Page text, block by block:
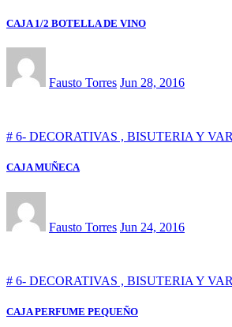
CAJA 1/2 BOTELLA DE VINO
Fausto Torres Jun 28, 2016
# 6- DECORATIVAS , BISUTERIA Y
CAJA MUÑECA
Fausto Torres Jun 24, 2016
# 6- DECORATIVAS , BISUTERIA Y
CAJA PERFUME PEQUEÑO